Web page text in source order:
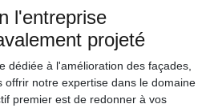
l'entreprise
projeté
dédiée à l'amélioration des façades,
offrir notre expertise dans le domaine
premier est de redonner à vos